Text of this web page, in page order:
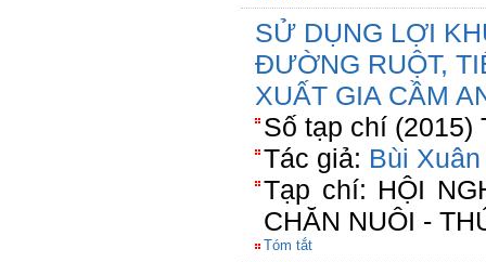
SỬ DỤNG LỢI
ĐƯỜNG RUỘT,
XUẤT GIA CẦM
Số tạp chí (2015)
Tác giả: Bùi
Tạp chí: HỘI
CHĂN NUÔI -
Tóm tắt